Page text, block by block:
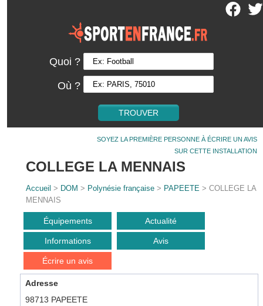
Quoi ?
Où ?
SOYEZ LA PREMIÈRE PERSONNE À ÉCRIRE UN AVIS
SUR CETTE INSTALLATION
COLLEGE LA MENNAIS
Accueil > DOM > Polynésie française > PAPEETE > COLLEGE LA
MENNAIS
Équipements Actualité
Informations Avis
Écrire un avis
Adresse
98713 PAPEETE